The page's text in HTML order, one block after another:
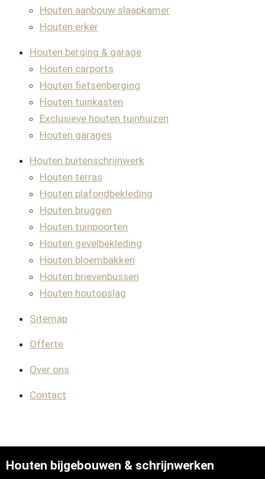
Houten aanbouw slaapkamer
Houten erker
Houten berging & garage
Houten carports
Houten fietsenberging
Houten tuinkasten
Exclusieve houten tuinhuizen
Houten garages
Houten buitenschrijnwerk
Houten terras
Houten plafondbekleding
Houten bruggen
Houten tuinpoorten
Houten gevelbekleding
Houten bloembakken
Houten brievenbussen
Houten houtopslag
Sitemap
Offerte
Over ons
Contact
Houten bijgebouwen & schrijnwerken